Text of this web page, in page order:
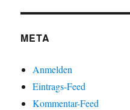
META
Anmelden
Eintrags-Feed
Kommentar-Feed